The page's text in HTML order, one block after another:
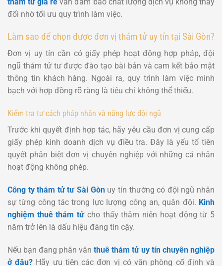
đổi nhờ tối ưu quy trình làm việc.
Làm sao để chọn được đơn vị thám tử uy tín tại Sài Gòn?
Đơn vị uy tín cần có giấy phép hoạt động hợp pháp, đội
ngũ thám tử tư được đào tạo bài bản và cam kết bảo mật
thông tin khách hàng. Ngoài ra, quy trình làm việc minh
bạch với hợp đồng rõ ràng là tiêu chí không thể thiếu.
Kiểm tra tư cách pháp nhân và năng lực đội ngũ
Trước khi quyết định hợp tác, hãy yêu cầu đơn vị cung cấp
giấy phép kinh doanh dịch vụ điều tra. Đây là yếu tố tiên
quyết phân biệt đơn vị chuyên nghiệp với những cá nhân
hoạt động không phép.
Công ty thám tử tư Sài Gònuy tín thường có đội ngũ nhân
sự từng công tác trong lực lượng công an, quân đội. Kinh
nghiệm thuê thám tửcho thấy thâm niên hoạt động từ 5
năm trở lên là dấu hiệu đáng tin cậy.
Nếu bạn đang phân vân thuê thám tử uy tín chuyên nghiệp
ở đâu? Hãy ưu tiên các đơn vị có văn phòng cố định và